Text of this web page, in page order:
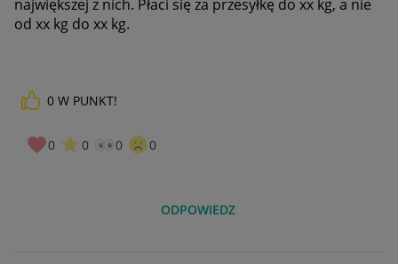
największej z nich. Płaci się za przesyłkę do xx kg, a nie
od xx kg do xx kg.
0 W PUNKT!
0 0 0 0
ODPOWIEDZ